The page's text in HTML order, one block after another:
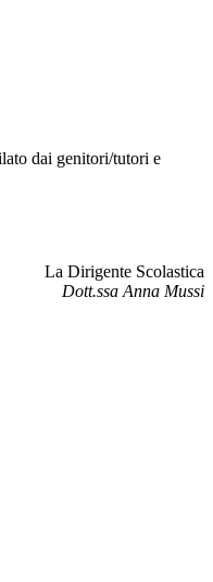
dai genitori/tutori e
La Dirigente Scolastica
Dott.ssa Anna Mussi